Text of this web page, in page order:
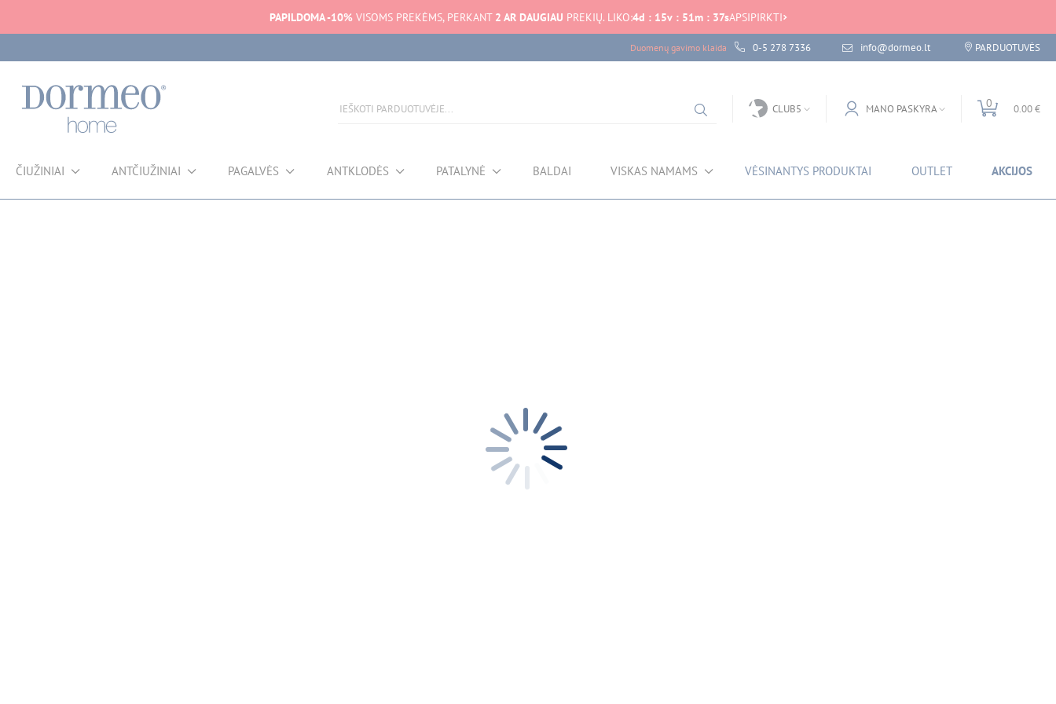
PAPILDOMA -10%VISOMS PREKĖMS, PERKANT 2 AR DAUGIAU PREKIŲ. LIKO:4d : 15v : 51m : 37sAPSIPIRKTI
Duomenų gavimo klaida 0-5 278 7336 info@dormeo.lt PARDUOTUVĖS
CLUB5 MANO PASKYRA 0 0.00 €
ČIUŽINIAI ANTČIUŽINIAI PAGALVĖS ANTKLODĖS PATALYNĖ BALDAI VISKAS NAMAMS VĖSINANTYS PRODUKTAI OUTLET AKCIJOS